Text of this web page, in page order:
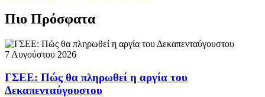
Πιο Πρόσφατα
7 Αυγούστου 2026
ΓΣΕΕ: Πώς θα πληρωθεί η αργία του
Δεκαπενταύγουστου